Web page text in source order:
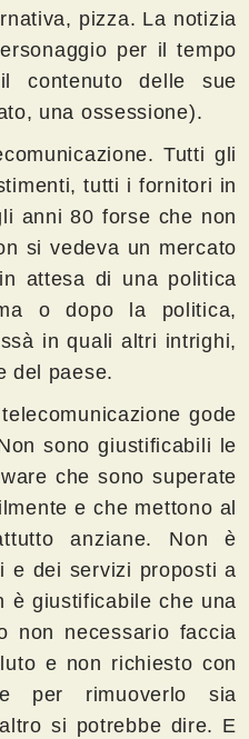
pizza. La notizia
per il tempo
contenuto delle sue
una ossessione).
Tutti gli
tutti i fornitori in
anni 80 forse che non
si vedeva un mercato
attesa di una politica
o dopo la politica,
in quali altri intrighi,
del paese.
gode
sono giustificabili le
che sono superate
e che mettono al
anziane. Non è
e dei servizi proposti a
è giustificabile che una
non necessario faccia
e non richiesto con
per rimuoverlo sia
si potrebbe dire. E